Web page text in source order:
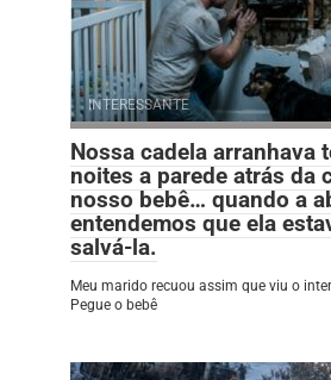
INTERESSANTE
Nossa cadela arranhava
noites a parede atrás da
nosso bebê… quando a
entendemos que ela
salvá-la.
Meu marido recuou assim que viu o
Pegue o bebê